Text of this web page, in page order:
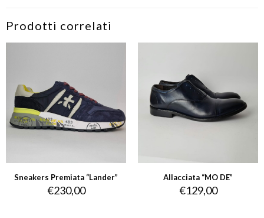
Prodotti correlati
Sneakers Premiata “Lander”
€230,00
Allacciata “MO DE”
€129,00